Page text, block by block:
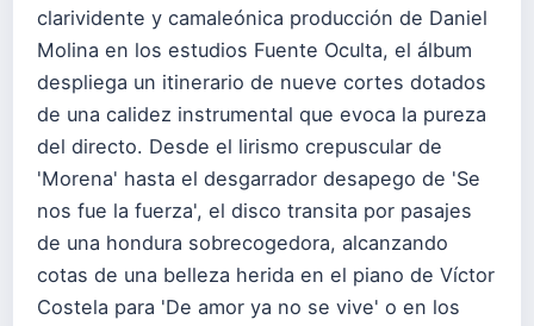
clarividente y camaleónica producción de Daniel
Molina en los estudios Fuente Oculta, el álbum
despliega un itinerario de nueve cortes dotados
de una calidez instrumental que evoca la pureza
del directo. Desde el lirismo crepuscular de
'Morena' hasta el desgarrador desapego de 'Se
nos fue la fuerza', el disco transita por pasajes
de una hondura sobrecogedora, alcanzando
cotas de una belleza herida en el piano de Víctor
Costela para 'De amor ya no se vive' o en los